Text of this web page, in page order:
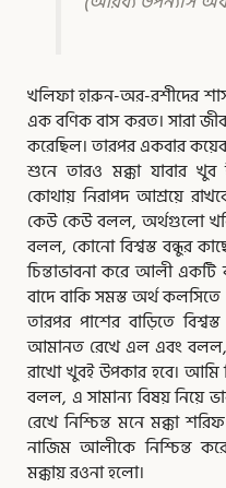
খলিফা হারুন-অর-রশীদের
এক বণিক বাস করত। সারা
করেছিল। তারপর একবার
শুনে তারও মক্কা যাবার
কোথায় নিরাপদ আশ্রয়ে
কেউ কেউ বলল, অর্থগুলো
বলল, কোনো বিশ্বস্ত বন্ধুর
চিন্তাভাবনা করে আলী
বাদে বাকি সমস্ত অর্থ
তারপর পাশের বাড়িতে
আমানত রেখে এল এবং
রাখো খুবই উপকার হবে। আমি
বলল, এ সামান্য বিষয় নিয়ে
রেখে নিশ্চিন্ত মনে মক্কা
নাজিম আলীকে নিশ্চিন্ত
মক্কায় রওনা হলো।